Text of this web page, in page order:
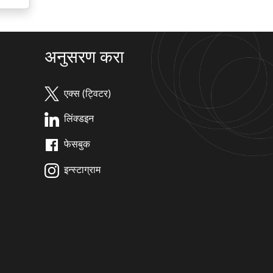
अनुसरण करा
एक्स (ट्विटर)
लिंक्डइन
फेसबुक
इन्स्टाग्राम